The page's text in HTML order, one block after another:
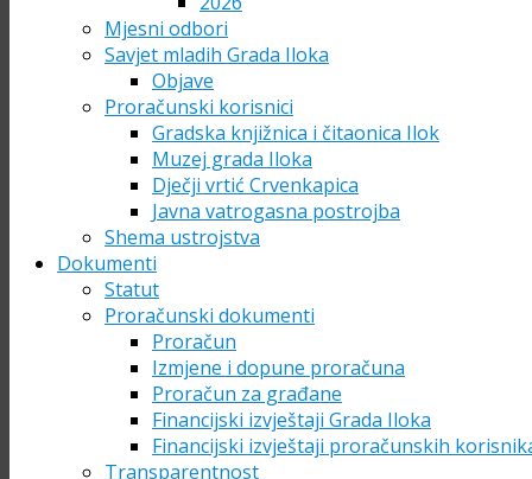
Mjesni odbori
Savjet mladih Grada Iloka
Objave
Proračunski korisnici
Gradska knjižnica i čitaonica Ilok
Muzej grada Iloka
Dječji vrtić Crvenkapica
Javna vatrogasna postrojba
Shema ustrojstva
Dokumenti
Statut
Proračunski dokumenti
Proračun
Izmjene i dopune proračuna
Proračun za građane
Financijski izvještaji Grada Iloka
Financijski izvještaji proračunskih
Transparentnost